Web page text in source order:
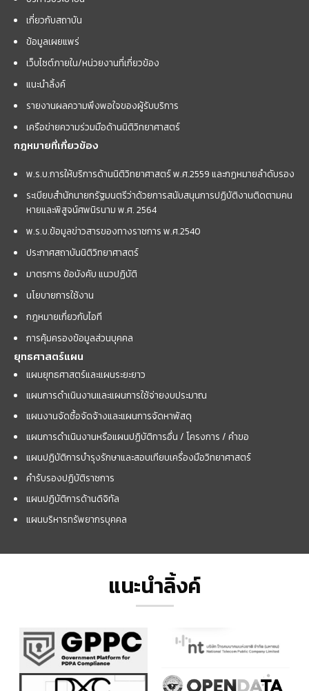
เกี่ยวกับสถาบัน
ข้อมูลเผยแพร่
เว็บไซต์ภายใน/หน่วยงานที่เกี่ยวข้อง
แนะนำลิ้งค์
รายงานผลความพึงพอใจของผู้รับบริการ
เครือข่ายความร่วมมือด้านนิติวิทยาศาสตร์
กฎหมายที่เกี่ยวข้อง
พ.ร.บ.การให้บริการด้านนิติวิทยาศาสตร์ พ.ศ.2559 และกฏหมายลำดับรอง
ระเบียบสำนักนายกรัฐมนตรีว่าด้วยการสนับสนุนการปฏิบัติงานติดตามคน
หายและพิสูจน์ศพนิรนาม พ.ศ. 2564
พ.ร.บ.ข้อมูลข่าวสารของทางราชการ พ.ศ.2540
ประกาศสถาบันนิติวิทยาศาสตร์
มาตรการ ข้อบังคับ แนวปฏิบัติ
นโยบายการใช้งาน
กฎหมายเกี่ยวกับไอที
การคุ้มครองข้อมูลส่วนบุคคล
ยุทธศาสตร์แผน
แผนยุทธศาสตร์และแผนระยะยาว
แผนการดำเนินงานและแผนการใช้จ่ายงบประมาณ
แผนงานจัดซื้อจัดจ้างและแผนการจัดหาพัสดุ
แผนการดำเนินงานหรือแผนปฏิบัติการอื่น / โครงการ / คำขอ
แผนปฏิบัติการบำรุงรักษาและสอบเทียบเครื่องมือวิทยาศาสตร์
คำรับรองปฏิบัติราชการ
แผนปฏิบัติการด้านดิจิทัล
แผนบริหารทรัพยากรบุคคล
แนะนำลิ้งค์